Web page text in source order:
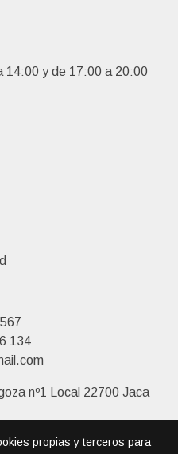
14:00 y de 17:00 a 20:00
134
nº1 Local 22700 Jaca
propias y terceros para